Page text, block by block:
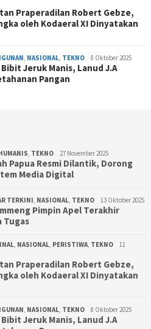
Praperadilan Robert Gebze,
oleh Kodaeral XI Dinyatakan
, NASIONAL, TEKNO 8 Oktober 2025
Bibit Jeruk Manis, Lanud J.A
Pangan
, TEKNO 27 November 2025
Papua Resmi Dilantik, Dorong
Media Digital
TERKINI, NASIONAL, TEKNO 13 Oktober 2025
Pimpin Apel Terakhir
Tugas
, NASIONAL, PERISTIWA, TEKNO
11
Praperadilan Robert Gebze,
oleh Kodaeral XI Dinyatakan
, NASIONAL, TEKNO 8 Oktober 2025
Bibit Jeruk Manis, Lanud J.A